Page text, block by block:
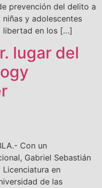
prevención del delito a
y adolescentes
libertad en los […]
lugar del
Con un
Gabriel Sebastián
Licenciatura en
de las